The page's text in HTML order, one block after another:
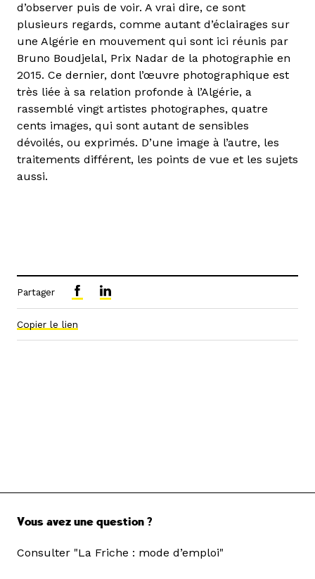
d’observer puis de voir. A vrai dire, ce sont
plusieurs regards, comme autant d’éclairages sur
une Algérie en mouvement qui sont ici réunis par
Bruno Boudjelal, Prix Nadar de la photographie en
2015. Ce dernier, dont l’œuvre photographique est
très liée à sa relation profonde à l’Algérie, a
rassemblé vingt artistes photographes, quatre
cents images, qui sont autant de sensibles
dévoilés, ou exprimés. D’une image à l’autre, les
traitements différent, les points de vue et les sujets
aussi.
Partager
Copier le lien
Vous avez une question ?
Consulter "La Friche : mode d’emploi"